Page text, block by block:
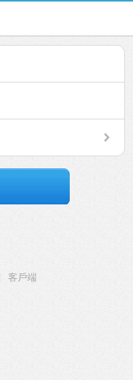
客戶端